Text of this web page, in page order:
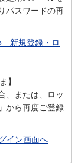
パスワードの再
新規登録・ロ
】
、または、ロッ
から再度ご登録
イン画面へ